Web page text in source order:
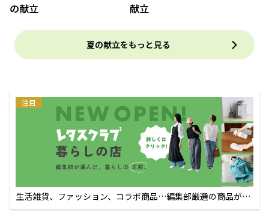
の献立
献立
夏の献立をもっと見る
注目
生活雑貨、ファッション、コラボ商品…編集部厳選の商品が買
えるECサイト